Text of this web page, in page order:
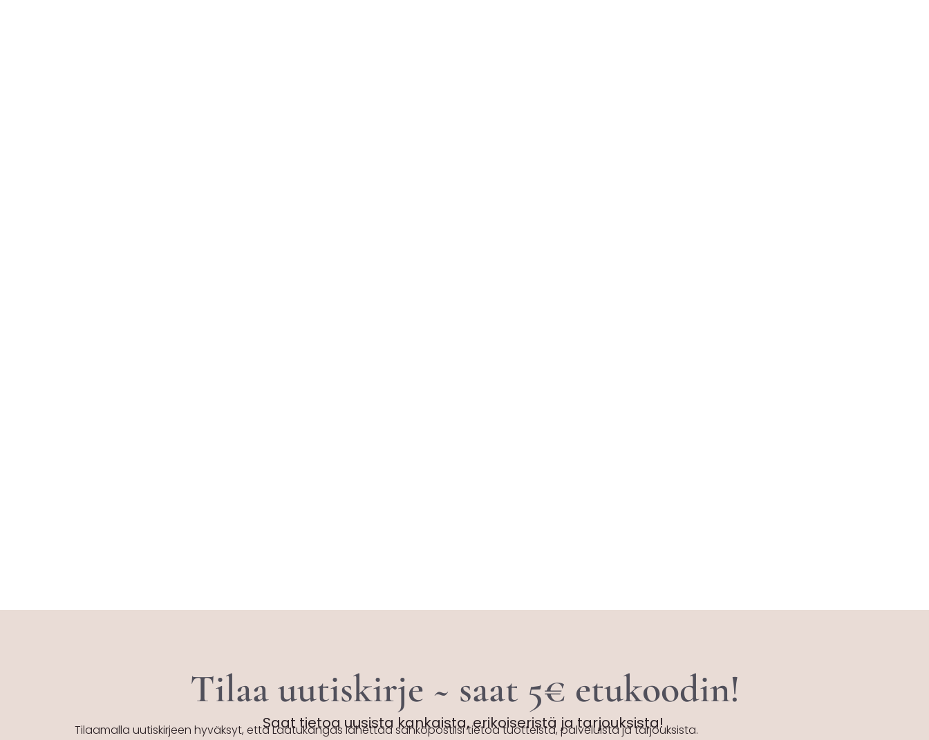
Tilaa uutiskirje ~ saat 5€ etukoodin!
Saat tietoa uusista kankaista, erikoiseristä ja tarjouksista!
Tilaamalla uutiskirjeen hyväksyt, että Laatukangas lähettää sähköpostiisi tietoa tuotteista, palveluista ja tarjouksista.